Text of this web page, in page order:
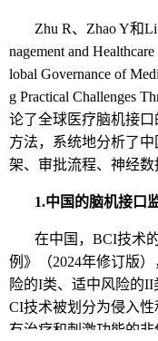
Zhu R、 Zhao Y和
nagement and
lobal Governance of
g Practical Challenges
论了全球医疗脑机接
方法，系统地分析了
架、审批流程、神经数
1.中国的脑机接口
在中国， BCI技术
例》（2024年修订版
险的I类、适中风险的II
CI技术被划分为侵入
有治疗和刺激功能的非